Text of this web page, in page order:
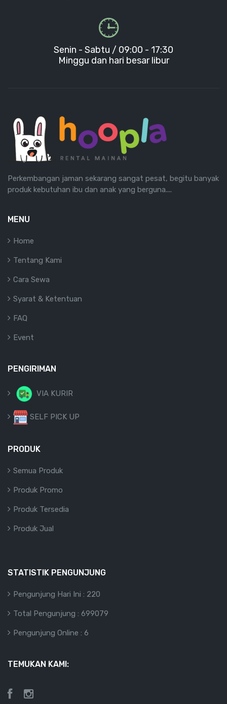
Senin - Sabtu / 09:00 - 17:30
Minggu dan hari besar libur
Perkembangan jaman sekarang sangat pesat, begitu banyak
produk kebutuhan ibu dan anak yang berguna....
MENU
Home
Tentang Kami
Cara Sewa
Syarat & Ketentuan
FAQ
Event
PENGIRIMAN
VIA KURIR
SELF PICK UP
PRODUK
Semua Produk
Produk Promo
Produk Tersedia
Produk Jual
STATISTIK PENGUNJUNG
Pengunjung Hari Ini : 220
Total Pengunjung : 699079
Pengunjung Online : 6
TEMUKAN KAMI: